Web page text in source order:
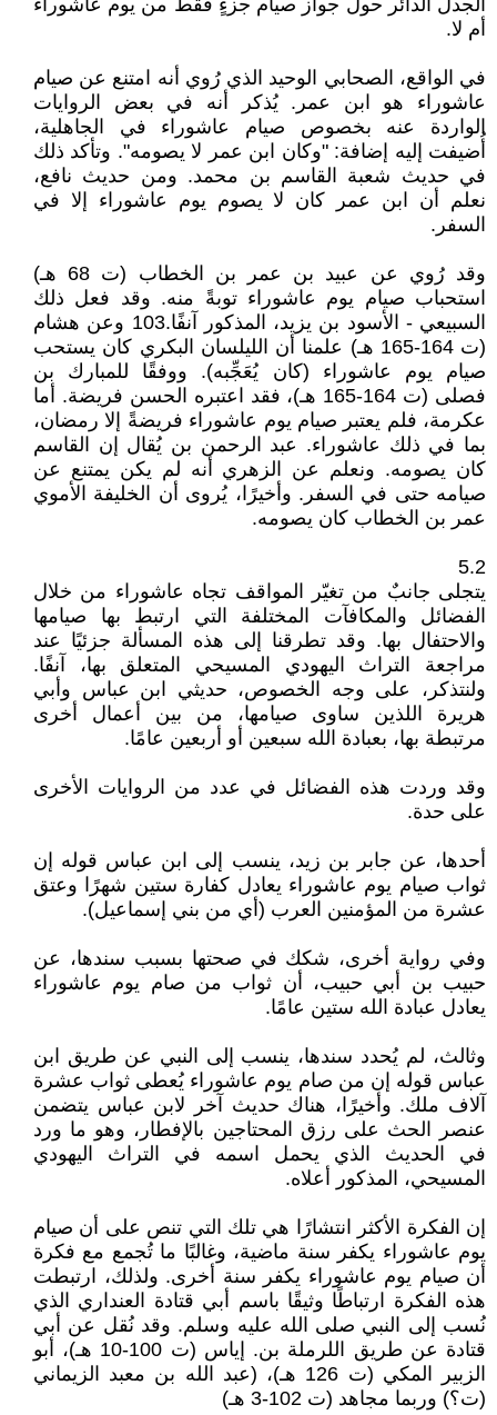
الجدل الدائر حول جواز صيام جزءٍ فقط من يوم عاشوراء
أم لا.
في الواقع، الصحابي الوحيد الذي رُوي أنه امتنع عن صيام
عاشوراء هو ابن عمر. يُذكر أنه في بعض الروايات
الواردة عنه بخصوص صيام عاشوراء في الجاهلية،
أُضيفت إليه إضافة: "وكان ابن عمر لا يصومه". وتأكد ذلك
في حديث شعبة القاسم بن محمد. ومن حديث نافع،
نعلم أن ابن عمر كان لا يصوم يوم عاشوراء إلا في
السفر.
وقد رُوي عن عبيد بن عمر بن الخطاب (ت 68 هـ)
استحباب صيام يوم عاشوراء توبةً منه. وقد فعل ذلك
السبيعي - الأسود بن يزيد، المذكور آنفًا.103 وعن هشام
(ت 164-165 هـ) علمنا أن الليلسان البكري كان يستحب
صيام يوم عاشوراء (كان يُعَجِّبه). ووفقًا للمبارك بن
فصلى (ت 164-165 هـ)، فقد اعتبره الحسن فريضة. أما
عكرمة، فلم يعتبر صيام يوم عاشوراء فريضةً إلا رمضان،
بما في ذلك عاشوراء. عبد الرحمن بن يُقال إن القاسم
كان يصومه. ونعلم عن الزهري أنه لم يكن يمتنع عن
صيامه حتى في السفر. وأخيرًا، يُروى أن الخليفة الأموي
عمر بن الخطاب كان يصومه.
5.2
يتجلى جانبٌ من تغيّر المواقف تجاه عاشوراء من خلال
الفضائل والمكافآت المختلفة التي ارتبط بها صيامها
والاحتفال بها. وقد تطرقنا إلى هذه المسألة جزئيًا عند
مراجعة التراث اليهودي المسيحي المتعلق بها، آنفًا.
ولنتذكر، على وجه الخصوص، حديثي ابن عباس وأبي
هريرة اللذين ساوى صيامها، من بين أعمال أخرى
مرتبطة بها، بعبادة الله سبعين أو أربعين عامًا.
وقد وردت هذه الفضائل في عدد من الروايات الأخرى
على حدة.
أحدها، عن جابر بن زيد، ينسب إلى ابن عباس قوله إن
ثواب صيام يوم عاشوراء يعادل كفارة ستين شهرًا وعتق
عشرة من المؤمنين العرب (أي من بني إسماعيل).
وفي رواية أخرى، شكك في صحتها بسبب سندها، عن
حبيب بن أبي حبيب، أن ثواب من صام يوم عاشوراء
يعادل عبادة الله ستين عامًا.
وثالث، لم يُحدد سندها، ينسب إلى النبي عن طريق ابن
عباس قوله إن من صام يوم عاشوراء يُعطى ثواب عشرة
آلاف ملك. وأخيرًا، هناك حديث آخر لابن عباس يتضمن
عنصر الحث على رزق المحتاجين بالإفطار، وهو ما ورد
في الحديث الذي يحمل اسمه في التراث اليهودي
المسيحي، المذكور أعلاه.
إن الفكرة الأكثر انتشارًا هي تلك التي تنص على أن صيام
يوم عاشوراء يكفر سنة ماضية، وغالبًا ما تُجمع مع فكرة
أن صيام يوم عاشوراء يكفر سنة أخرى. ولذلك، ارتبطت
هذه الفكرة ارتباطًا وثيقًا باسم أبي قتادة العنداري الذي
نُسب إلى النبي صلى الله عليه وسلم. وقد نُقل عن أبي
قتادة عن طريق اللرملة بن. إياس (ت 100-10 هـ)، أبو
الزبير المكي (ت 126 هـ)، (عبد الله بن معبد الزيماني
(ت؟) وربما مجاهد (ت 102-3 هـ)